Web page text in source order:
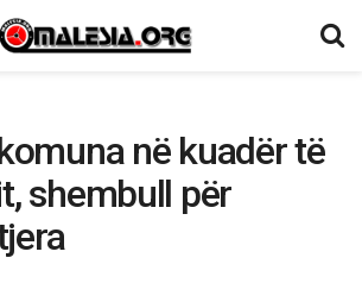
në kuadër të
shembull për